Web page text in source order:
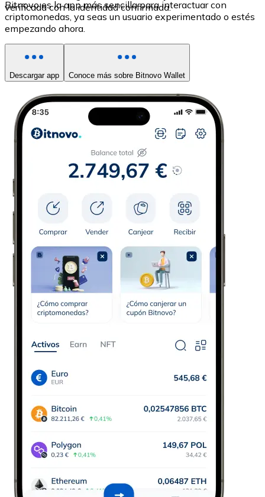
verificada con la identidad confirmada.
Bitnovo es la app más sencilla para interactuar con
criptomonedas, ya seas un usuario experimentado o estés
empezando ahora.
Descargar app Conoce más sobre Bitnovo Wallet